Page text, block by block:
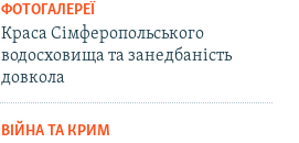
ФОТОГАЛЕРЕЇ
Краса Сімферопольського
водосховища та занедбаність
довкола
ВІЙНА ТА КРИМ